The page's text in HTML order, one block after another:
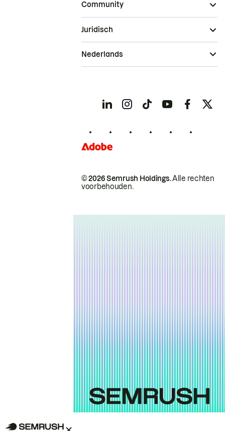
Community
© 2026 Semrush Holdings.Alle rechten
voorbehouden.
Juridisch
Nederlands